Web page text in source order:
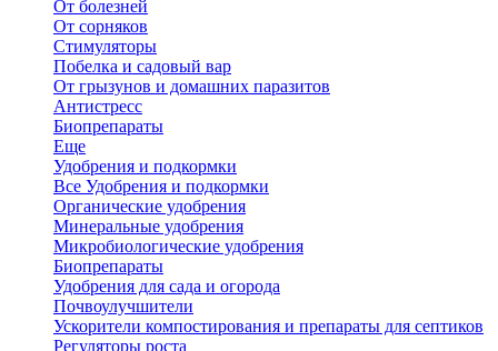
От болезней
От сорняков
Стимуляторы
Побелка и садовый вар
От грызунов и домашних паразитов
Антистресс
Биопрепараты
Еще
Удобрения и подкормки
Все Удобрения и подкормки
Органические удобрения
Минеральные удобрения
Микробиологические удобрения
Биопрепараты
Удобрения для сада и огорода
Почвоулучшители
Ускорители компостирования и препараты для септиков
Регуляторы роста